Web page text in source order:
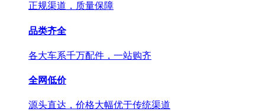
正规渠道，质量保障
品类齐全
各大车系千万配件，一站购齐
全网低价
源头直达，价格大幅优于传统渠道